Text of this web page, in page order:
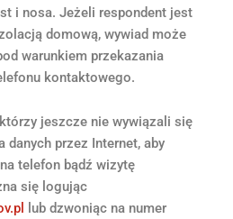
i nosa. Jeżeli respondent jest
domową, wywiad może
warunkiem przekazania
kontaktowego.
jeszcze nie wywiązali się
danych przez Internet, aby
telefon bądź wizytę
się logując
lub dzwoniąc na numer